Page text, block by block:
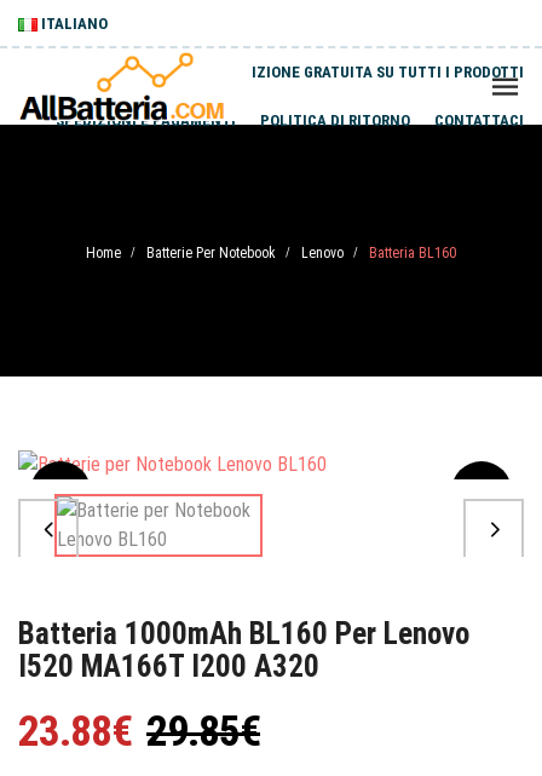
ITALIANO
SPEDIZIONE GRATUITA SU TUTTI I PRODOTTI
SPEDIZIONI E PAGAMENTI POLITICA DI RITORNO CONTATTACI
Home / Batterie Per Notebook / Lenovo / Batteria BL160
Sale
Batteria 1000mAh BL160 Per Lenovo
I520 MA166T I200 A320
23.88€ 29.85€